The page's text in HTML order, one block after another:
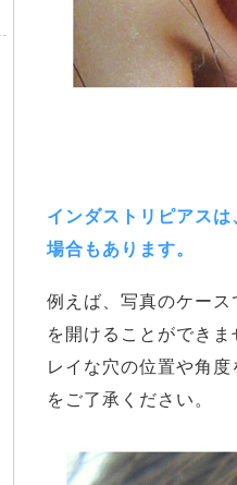
インダストリピアス
場合もあります。
例えば、写真のケー
を開けることができ
レイな穴の位置や角
をご了承ください。